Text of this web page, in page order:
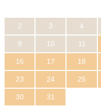
2 3 4
9 10 11
16 17 18
23 24 25
30 31